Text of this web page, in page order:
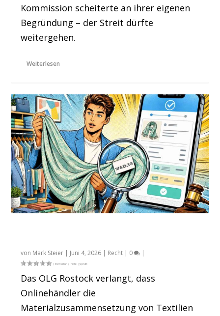
Kommission scheiterte an ihrer eigenen
Begründung – der Streit dürfte
weitergehen.
Weiterlesen
von Mark Steier | Juni 4, 2026 | Recht | 0 |
Das OLG Rostock verlangt, dass
Onlinehändler die
Materialzusammensetzung von Textilien